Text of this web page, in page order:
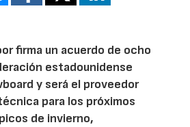
firma un acuerdo de ocho
estadounidense
y será el proveedor
para los próximos
de invierno,